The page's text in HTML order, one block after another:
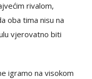
rivalom,
oba tima nisu na
vjerovatno biti
igramo na visokom